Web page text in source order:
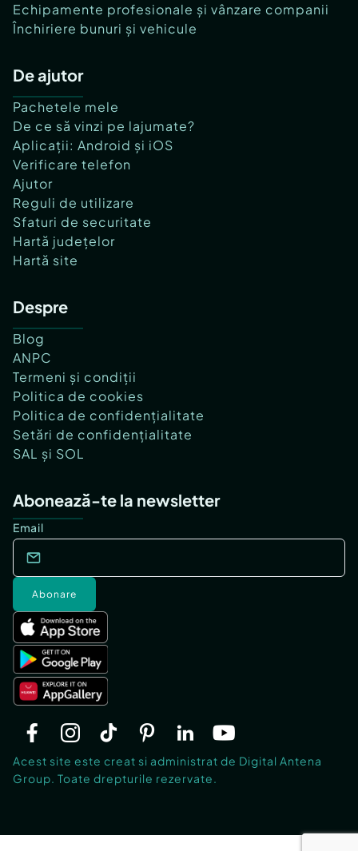
Echipamente profesionale și vânzare companii
Închiriere bunuri și vehicule
De ajutor
Pachetele mele
De ce să vinzi pe lajumate?
Aplicații: Android și iOS
Verificare telefon
Ajutor
Reguli de utilizare
Sfaturi de securitate
Hartă județelor
Hartă site
Despre
Blog
ANPC
Termeni și condiții
Politica de cookies
Politica de confidențialitate
Setări de confidențialitate
SAL și SOL
Abonează-te la newsletter
Email
Abonare
Acest site este creat si administrat de Digital Antena
Group. Toate drepturile rezervate.